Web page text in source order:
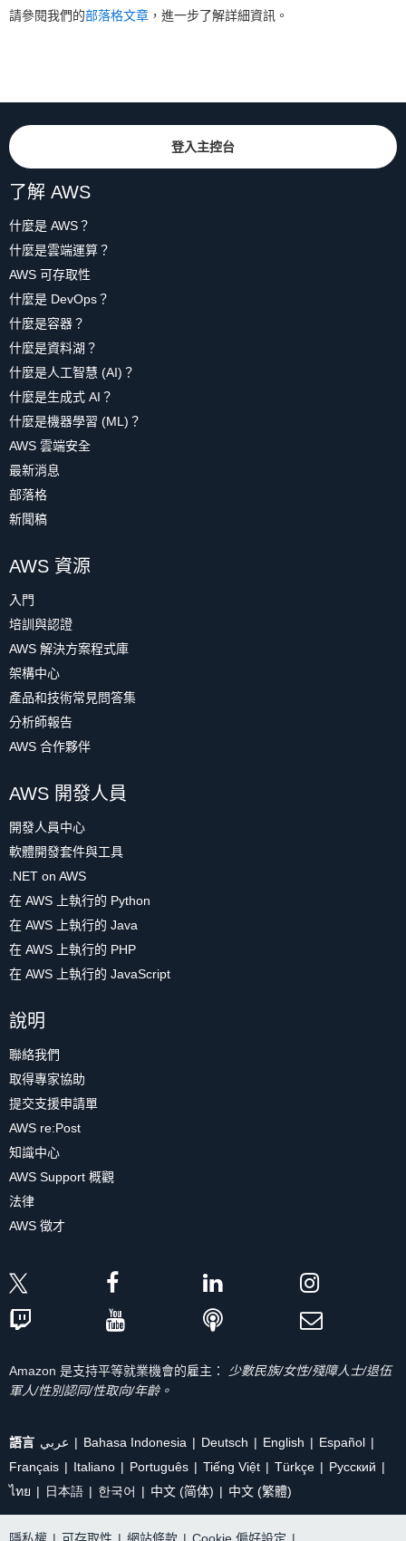
請參閱我們的部落格文章 ，進一步了解詳細資訊。
登入主控台
了解 AWS
什麼是 AWS？
什麼是雲端運算？
AWS 可存取性
什麼是 DevOps？
什麼是容器？
什麼是資料湖？
什麼是人工智慧 (AI)？
什麼是生成式 AI？
什麼是機器學習 (ML)？
AWS 雲端安全
最新消息
部落格
新聞稿
AWS 資源
入門
培訓與認證
AWS 解決方案程式庫
架構中心
產品和技術常見問答集
分析師報告
AWS 合作夥伴
AWS 開發人員
開發人員中心
軟體開發套件與工具
.NET on AWS
在 AWS 上執行的 Python
在 AWS 上執行的 Java
在 AWS 上執行的 PHP
在 AWS 上執行的 JavaScript
說明
聯絡我們
取得專家協助
提交支援申請單
AWS re:Post
知識中心
AWS Support 概觀
法律
AWS 徵才
Amazon 是支持平等就業機會的雇主：
少數民族/女性/殘障人士/退伍
軍人/性別認同/性取向/年齡。
語言 عربي Bahasa Indonesia Deutsch English
Español
Français
Italiano Português Tiếng Việt Türkçe
Ρусский
ไทย
日本語 한국어 中文 (简体) 中文 (繁體)